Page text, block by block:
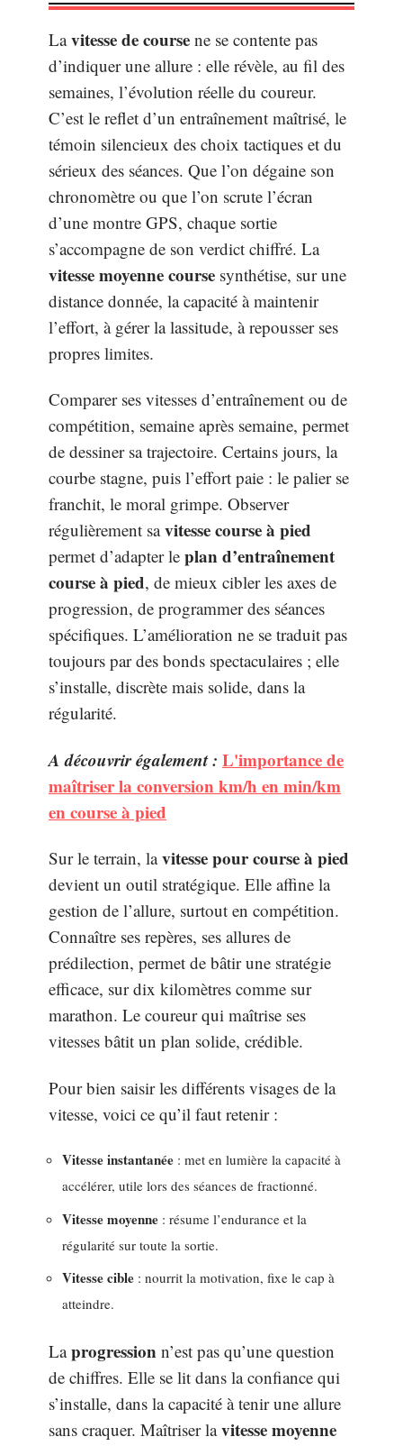
Lavitesse de course ne se contente pas
d’indiquer une allure : elle révèle, au fil des
semaines, l’évolution réelle du coureur.
C’est le reflet d’un entraînement maîtrisé, le
témoin silencieux des choix tactiques et du
sérieux des séances. Que l’on dégaine son
chronomètre ou que l’on scrute l’écran
d’une montre GPS, chaque sortie
s’accompagne de son verdict chiffré. La
vitesse moyenne course synthétise, sur une
distance donnée, la capacité à maintenir
l’effort, à gérer la lassitude, à repousser ses
propres limites.
Comparer ses vitesses d’entraînement ou de
compétition, semaine après semaine, permet
de dessiner sa trajectoire. Certains jours, la
courbe stagne, puis l’effort paie : le palier se
franchit, le moral grimpe. Observer
régulièrement savitesse course à pied
permet d’adapter le plan d’entraînement
course à pied, de mieux cibler les axes de
progression, de programmer des séances
spécifiques. L’amélioration ne se traduit pas
toujours par des bonds spectaculaires ; elle
s’installe, discrète mais solide, dans la
régularité.
A découvrir également : L'importance de
maîtriser la conversion km/h en min/km
en course à pied
Sur le terrain, lavitesse pour course à pied
devient un outil stratégique. Elle affine la
gestion de l’allure, surtout en compétition.
Connaître ses repères, ses allures de
prédilection, permet de bâtir une stratégie
efficace, sur dix kilomètres comme sur
marathon. Le coureur qui maîtrise ses
vitesses bâtit un plan solide, crédible.
Pour bien saisir les différents visages de la
vitesse, voici ce qu’il faut retenir :
Vitesse instantanée : met en lumière la capacité à
accélérer, utile lors des séances de fractionné.
Vitesse moyenne : résume l’endurance et la
régularité sur toute la sortie.
Vitesse cible : nourrit la motivation, fixe le cap à
atteindre.
Laprogression n’est pas qu’une question
de chiffres. Elle se lit dans la confiance qui
s’installe, dans la capacité à tenir une allure
sans craquer. Maîtriser lavitesse moyenne